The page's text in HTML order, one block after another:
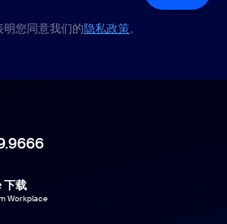
您同意我们的隐私政策。
下载
Workplace